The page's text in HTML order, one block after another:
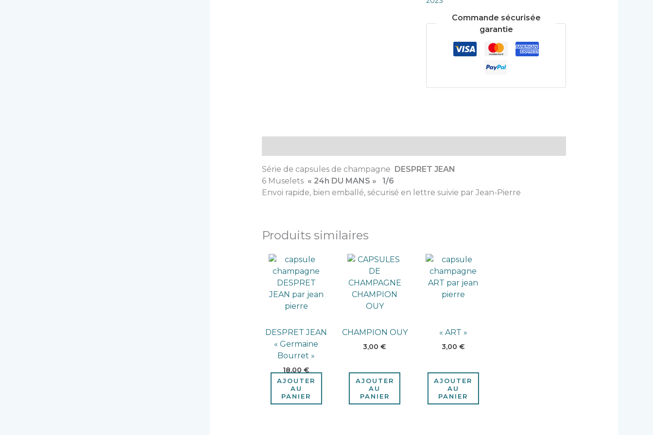
Commande sécurisée
garantie
Série de capsules de champagne DESPRET JEAN
6 Muselets« 24h DU MANS » 1/6
Envoi rapide, bien emballé, sécurisé en lettre suivie par Jean-Pierre
Produits similaires
DESPRET JEAN
« Germaine
Bourret »
18,00€
AJOUTER
AU
PANIER
CHAMPION OUY
3,00€
AJOUTER
AU
PANIER
« ART »
3,00 €
AJOUTER
AU
PANIER